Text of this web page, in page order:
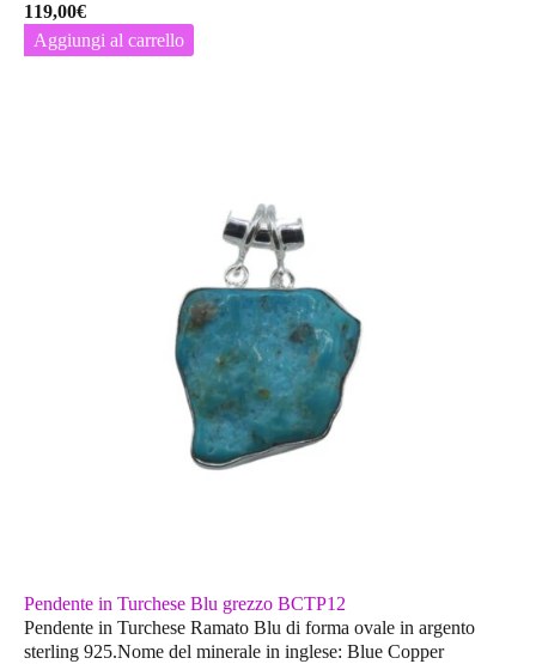
119,00€
Aggiungi al carrello
Pendente in Turchese Blu grezzo BCTP12
Pendente in Turchese Ramato Blu di forma ovale in argento
sterling 925.Nome del minerale in inglese: Blue Copper